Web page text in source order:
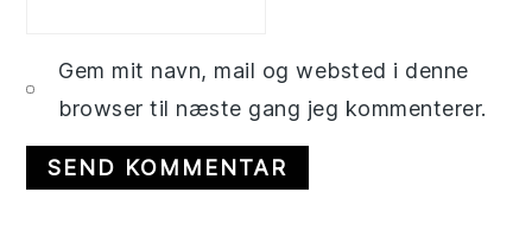
Gem mit navn, mail og websted i denne
browser til næste gang jeg kommenterer.